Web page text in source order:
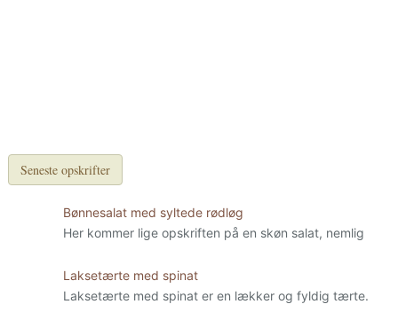
Seneste opskrifter
Bønnesalat med syltede rødløg
Her kommer lige opskriften på en skøn salat, nemlig
Laksetærte med spinat
Laksetærte med spinat er en lækker og fyldig tærte.